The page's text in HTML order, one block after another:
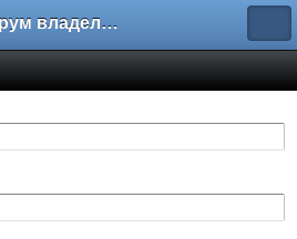
Форум владельцев интернет-магазинов